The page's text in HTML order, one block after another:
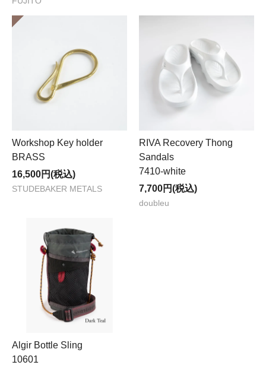
Workshop Key holder
BRASS
16,500円(税込)
STUDEBAKER METALS
RIVA Recovery Thong
Sandals
7410-white
7,700円(税込)
doubleu
Algir Bottle Sling
10601